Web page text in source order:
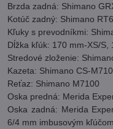
Brzda zadná: Shimano
Kotúč zadný: Shimano
Kľuky s prevodníkmi:
Dĺžka kľúk: 170 mm-XS/S,
Stredové zloženie:
Kazeta: Shimano CS-
Reťaz: Shimano M7100
Oska predná: Merida
Oska zadná: Merida
6/4 mm imbusovým kľúčom